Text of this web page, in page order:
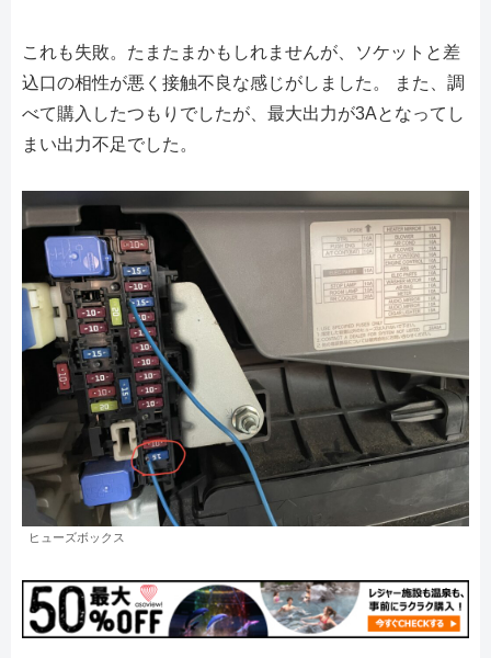
これも失敗。たまたまかもしれませんが、ソケットと差
込口の相性が悪く接触不良な感じがしました。 また、調
べて購入したつもりでしたが、最大出力が3Aとなってし
まい出力不足でした。
ヒューズボックス